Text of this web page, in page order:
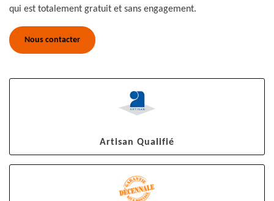
qui est totalement gratuit et sans engagement.
Nous contacter
Artisan Qualifié